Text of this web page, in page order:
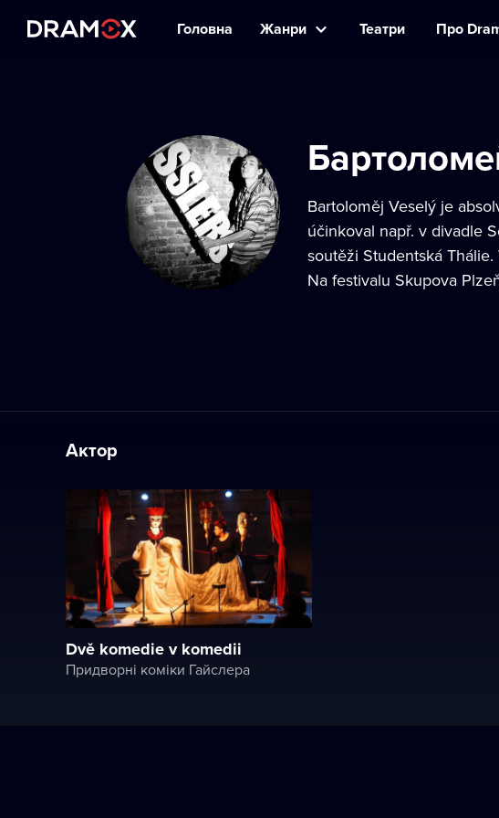
Головна Жанри Театри Прo
Bartoloměj Veselý je
účinkoval např. v divadle
soutěži Studentská
Na festivalu Skupova
Актор
Dvě komedie v komedii
Придворні коміки Гайслера